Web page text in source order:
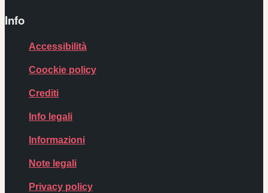
Info
Accessibilità
Coockie policy
Crediti
Info legali
Informazioni
Note legali
Privacy policy